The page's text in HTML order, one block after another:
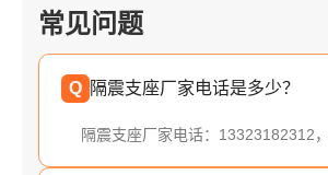
常见问题
Q 隔震支座厂家电话是多少？
隔震支座厂家电话：13323182312